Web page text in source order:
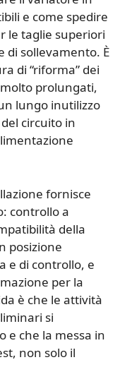
e come spedire
le taglie superiori
di sollevamento. È
di “riforma” dei
prolungati,
lungo inutilizzo
circuito in
fornisce
controllo a
della
posizione
e di controllo, e
per la
è che le attività
si
e che la messa in
non solo il